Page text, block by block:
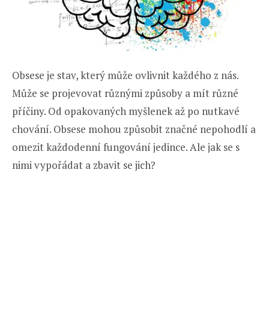
Obsese je stav, který může ovlivnit každého z nás.
Může se projevovat různými způsoby a mít různé
příčiny. Od opakovaných myšlenek až po nutkavé
chování. Obsese mohou způsobit značné nepohodlí a
omezit každodenní fungování jedince. Ale jak se s
nimi vypořádat a zbavit se jich?